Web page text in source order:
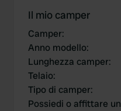
Il mio camper
Camper:
Anno modello:
Lunghezza camper:
Telaio:
Tipo di camper:
Possiedi o affittare un